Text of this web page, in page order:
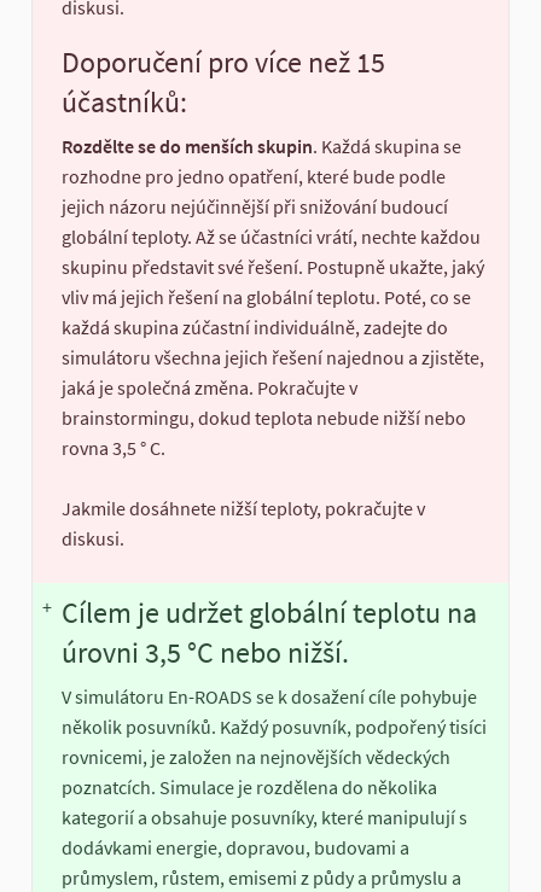
diskusi.
Doporučení pro více než 15
účastníků:
Rozdělte se do menších skupin. Každá skupina se
rozhodne pro jedno opatření, které bude podle
jejich názoru nejúčinnější při snižování budoucí
globální teploty. Až se účastníci vrátí, nechte každou
skupinu představit své řešení. Postupně ukažte, jaký
vliv má jejich řešení na globální teplotu. Poté, co se
každá skupina zúčastní individuálně, zadejte do
simulátoru všechna jejich řešení najednou a zjistěte,
jaká je společná změna. Pokračujte v
brainstormingu, dokud teplota nebude nižší nebo
rovna 3,5 ° C.
Jakmile dosáhnete nižší teploty, pokračujte v
diskusi.
+ Cílem je udržet globální teplotu na
úrovni 3,5 °C nebo nižší.
V simulátoru En-ROADS se k dosažení cíle pohybuje
několik posuvníků. Každý posuvník, podpořený tisíci
rovnicemi, je založen na nejnovějších vědeckých
poznatcích. Simulace je rozdělena do několika
kategorií a obsahuje posuvníky, které manipulují s
dodávkami energie, dopravou, budovami a
průmyslem, růstem, emisemi z půdy a průmyslu a